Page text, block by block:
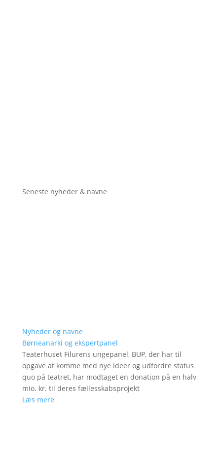
Seneste nyheder & navne
Nyheder og navne
Børneanarki og ekspertpanel
Teaterhuset Filurens ungepanel, BUP, der har til
opgave at komme med nye ideer og udfordre status
quo på teatret, har modtaget en donation på en halv
mio. kr. til deres fællesskabsprojekt
Læs mere